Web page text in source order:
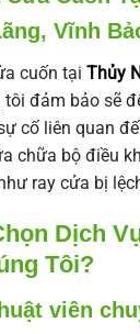
Vĩnh
cuốn tại Thủy
tôi đảm bảo sẽ
cố liên quan
chữa bộ điều
ray cửa bị
Dịch
Tôi?
viên